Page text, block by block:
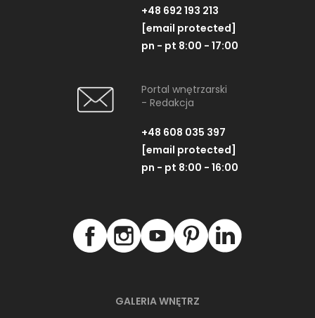
GALERIA WNĘTRZ
+48 692 193 213
[email protected]
pn - pt 8:00 - 17:00
Portal wnętrzarski
- Redakcja
+48 608 035 397
[email protected]
pn - pt 8:00 - 16:00